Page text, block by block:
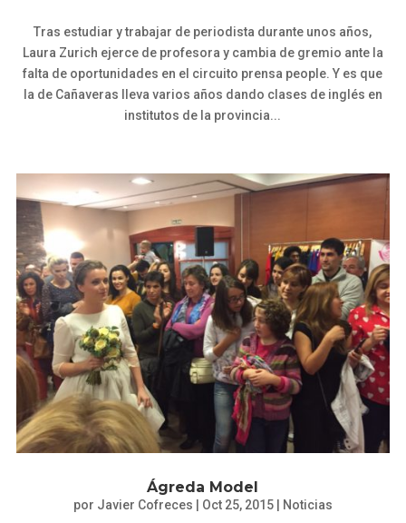
Tras estudiar y trabajar de periodista durante unos años,
Laura Zurich ejerce de profesora y cambia de gremio ante la
falta de oportunidades en el circuito prensa people. Y es que
la de Cañaveras lleva varios años dando clases de inglés en
institutos de la provincia...
Ágreda Model
por Javier Cofreces Oct 25, 2015| Noticias